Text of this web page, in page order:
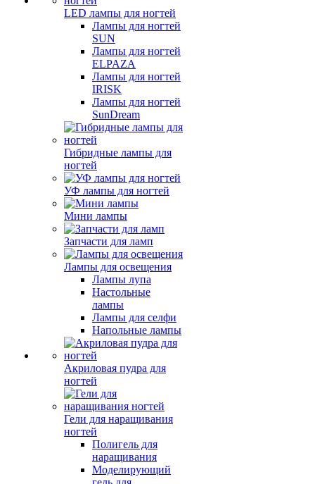
LED лампы для ногтей
Лампы для ногтей
SUN
Лампы для ногтей
ELPAZA
Лампы для ногтей
IRISK
Лампы для ногтей
SunDream
Гибридные лампы для
ногтей
УФ лампы для ногтей
Мини лампы
Запчасти для ламп
Лампы для освещения
Лампы лупа
Настольные
лампы
Лампы для селфи
Напольные лампы
Акриловая пудра для
ногтей
Гели для наращивания
ногтей
Полигель для
наращивания
Моделирующий